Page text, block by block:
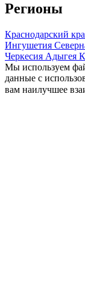
Регионы
Краснодарский
Ингушетия
Черкесия Адыгея
Мы используем
данные с
вам наилучшее